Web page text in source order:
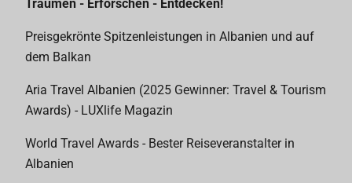
Träumen - Erforschen - Entdecken!
Preisgekrönte Spitzenleistungen in Albanien und auf
dem Balkan
Aria Travel Albanien (2025 Gewinner: Travel & Tourism
Awards) - LUXlife Magazin
World Travel Awards - Bester Reiseveranstalter in
Albanien